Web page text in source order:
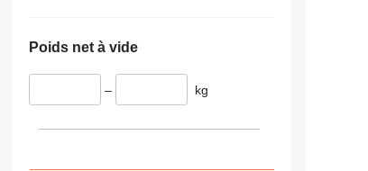
Poids net à vide
– kg